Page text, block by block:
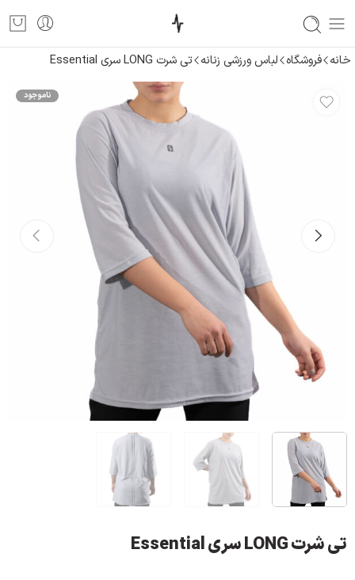
خانه فروشگاه لباس ورزشی زنانه تی شرت LONG سری Essential
ناموجود
تی شرت LONG سری Essential